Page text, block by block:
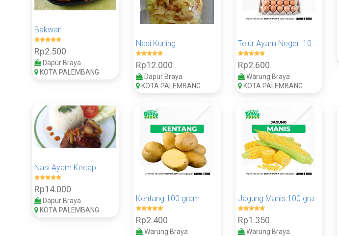
Bakwan
Rp2.500
Dapur Braya
KOTA PALEMBANG
Nasi Kuning
Rp12.000
Dapur Braya
KOTA PALEMBANG
Rp2.600
Warung Braya
KOTA PALEMBANG
Nasi Ayam Kecap
Rp14.000
Dapur Braya
KOTA PALEMBANG
Kentang 100 gram
Rp2.400
Warung Braya
Rp1.350
Warung Braya